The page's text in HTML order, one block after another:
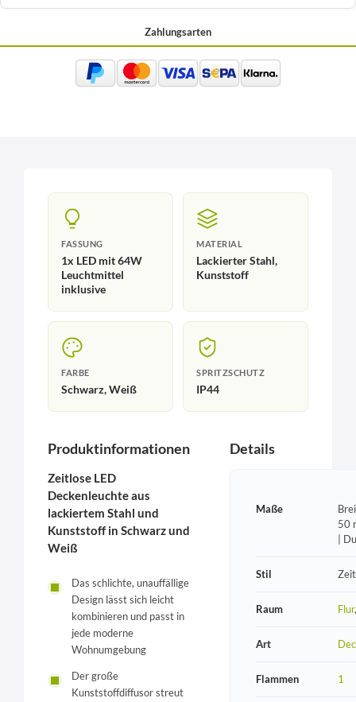
Zahlungsarten
FASSUNG
1x LED mit 64W
Leuchtmittel
inklusive
MATERIAL
Lackierter Stahl,
Kunststoff
FARBE
Schwarz, Weiß
SPRITZSCHUTZ
IP44
Produktinformationen
Zeitlose LED
Deckenleuchte aus
lackiertem Stahl und
Kunststoff in Schwarz und
Weiß
Das schlichte, unauffällige
Design lässt sich leicht
kombinieren und passt in
jede moderne
Wohnumgebung
Der große
Kunststoffdiffusor streut
Details
Maße
50
|
Stil
Raum Flur
Art
Flammen 1